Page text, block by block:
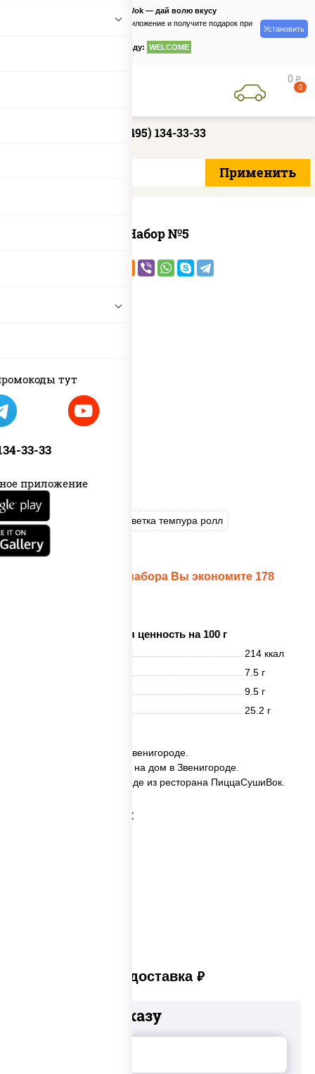
тут
33-33
приложение
PizzaSushiWok — дай волю вкусу
Скачайте приложение и получите подарок при
по промокоду: WELCOME
Установить
0 руб
0
+7 (495) 134-33-33
Набор №5
Пицца Чизбургер Креветка темпура ролл
Цезарь темпура ролл
При заказе данного набора Вы экономите 178
Пищевая ценность на 100 г
214 ккал
7.5 г
9.5 г
25.2 г
✅ Набор №5 заказать в Звенигороде.
✅ Набор №5 с доставкой на дом в Звенигороде.
✅ Набор №5 в Звенигороде из ресторана ПиццаСушиВок.
Категории товара:
Платная доставка руб
Добавьте к заказу